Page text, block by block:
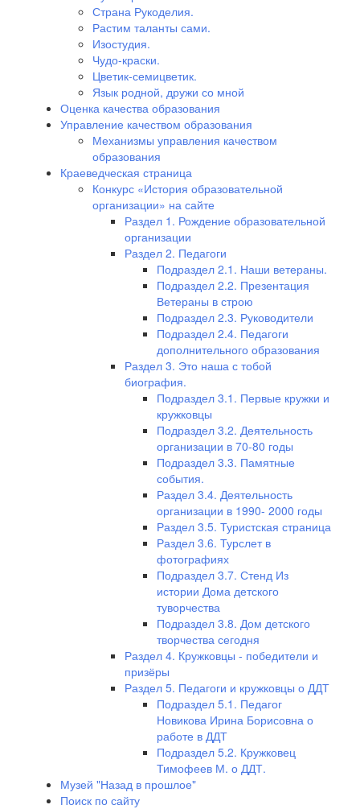
Страна Рукоделия.
Растим таланты сами.
Изостудия.
Чудо-краски.
Цветик-семицветик.
Язык родной, дружи со мной
Оценка качества образования
Управление качеством образования
Механизмы управления качеством
образования
Краеведческая страница
Конкурс «История образовательной
организации» на сайте
Раздел 1. Рождение образовательной
организации
Раздел 2. Педагоги
Подраздел 2.1. Наши ветераны.
Подраздел 2.2. Презентация
Ветераны в строю
Подраздел 2.3. Руководители
Подраздел 2.4. Педагоги
дополнительного образования
Раздел 3. Это наша с тобой
биография.
Подраздел 3.1. Первые кружки и
кружковцы
Подраздел 3.2. Деятельность
организации в 70-80 годы
Подраздел 3.3. Памятные
события.
Раздел 3.4. Деятельность
организации в 1990- 2000 годы
Раздел 3.5. Туристская страница
Раздел 3.6. Турслет в
фотографиях
Подраздел 3.7. Стенд Из
истории Дома детского
туворчества
Подраздел 3.8. Дом детского
творчества сегодня
Раздел 4. Кружковцы - победители и
призёры
Раздел 5. Педагоги и кружковцы о ДДТ
Подраздел 5.1. Педагог
Новикова Ирина Борисовна о
работе в ДДТ
Подраздел 5.2. Кружковец
Тимофеев М. о ДДТ.
Музей "Назад в прошлое"
Поиск по сайту